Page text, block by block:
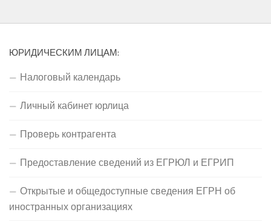
ЮРИДИЧЕСКИМ ЛИЦАМ:
Налоговый календарь
Личный кабинет юрлица
Проверь контрагента
Предоставление сведений из ЕГРЮЛ и ЕГРИП
Открытые и общедоступные сведения ЕГРН об
иностранных организациях